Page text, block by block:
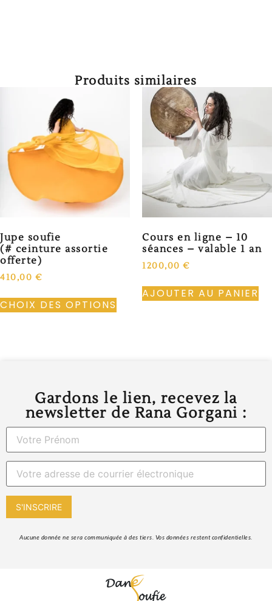
Produits similaires
Jupe soufie
(# ceinture assortie
offerte)
410,00 €
CHOIX DES OPTIONS
Cours en ligne – 10
séances – valable 1 an
1200,00 €
AJOUTER AU PANIER
Gardons le lien, recevez la
newsletter de Rana Gorgani :